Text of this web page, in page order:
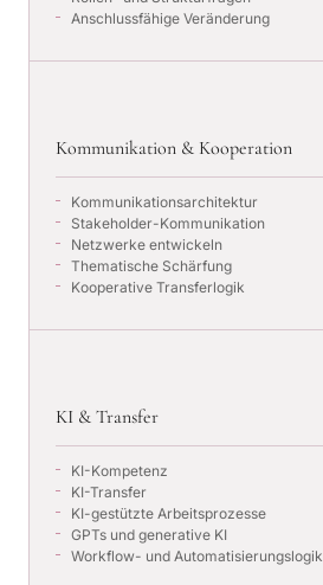
Anschlussfähige Veränderung
Kommunikation & Kooperation
Kommunikationsarchitektur
Stakeholder-Kommunikation
Netzwerke entwickeln
Thematische Schärfung
Kooperative Transferlogik
KI & Transfer
KI-Kompetenz
KI-Transfer
KI-gestützte Arbeitsprozesse
GPTs und generative KI
Workflow- und Automatisierungslogik